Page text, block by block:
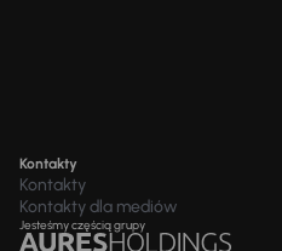
Kontakty
Kontakty
Kontakty dla mediów
Jesteśmy częścią grupy